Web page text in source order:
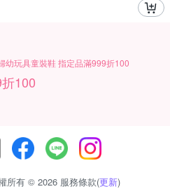
幼玩具童裝鞋 指定品滿999折100
100
所有 © 2026 服務條款(更新)